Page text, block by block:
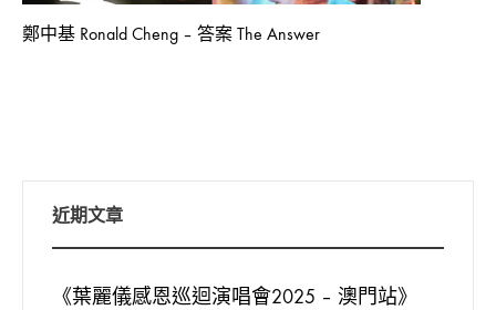
鄭中基 Ronald Cheng – 答案 The Answer
近期文章
《葉麗儀感恩巡迴演唱會2025 – 澳門站》